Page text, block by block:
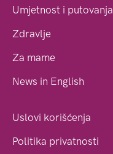
Umjetnost i putovanja
Zdravlje
Za mame
News in English
Uslovi korišćenja
Politika privatnosti